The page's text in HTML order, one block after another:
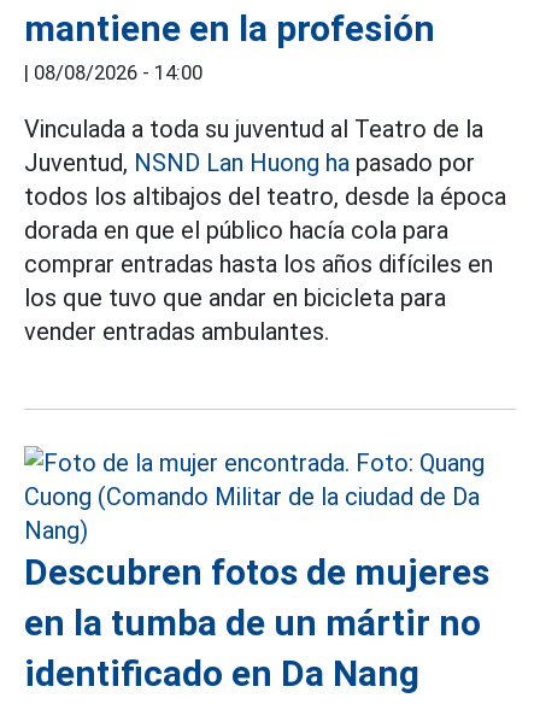
mantiene en la profesión
| 08/08/2026 - 14:00
Vinculada a toda su juventud al Teatro de la
Juventud, NSND Lan Huong ha pasado por
todos los altibajos del teatro, desde la época
dorada en que el público hacía cola para
comprar entradas hasta los años difíciles en
los que tuvo que andar en bicicleta para
vender entradas ambulantes.
Descubren fotos de mujeres
en la tumba de un mártir no
identificado en Da Nang